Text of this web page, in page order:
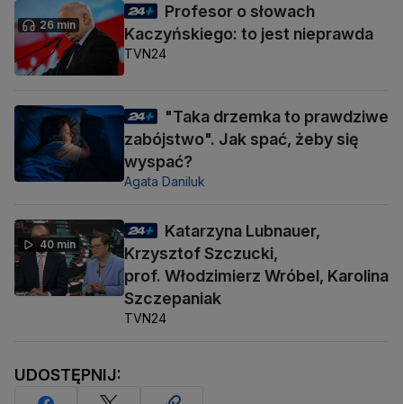
26 min
Profesor o słowach
Kaczyńskiego: to jest nieprawda
TVN24
"Taka drzemka to prawdziwe
zabójstwo". Jak spać, żeby się
wyspać?
Agata Daniluk
40 min
Katarzyna Lubnauer,
Krzysztof Szczucki,
prof. Włodzimierz Wróbel, Karolina
Szczepaniak
TVN24
UDOSTĘPNIJ: